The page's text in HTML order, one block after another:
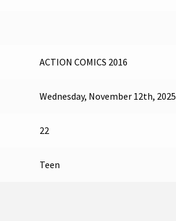
ACTION COMICS 2016
Wednesday, November 12th, 2025
22
Teen